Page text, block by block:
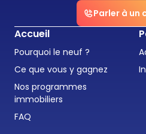
Parler à un
Accueil
Pourquoi le neuf ?
Ce que vous y gagnez
Nos programmes
immobiliers
FAQ